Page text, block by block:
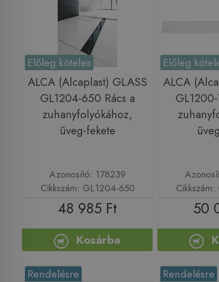
Előleg köteles
ALCA (Alcaplast) GLASS
GL1204-650 Rács a
zuhanyfolyókához,
üveg-fekete
Azonosító: 178239
Cikkszám: GL1204-650
48 985 Ft
Kosárba
Előleg
ALCA
50
Rendelésre Rendelésre